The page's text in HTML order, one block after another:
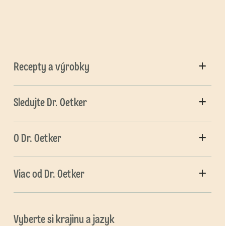
Recepty a výrobky
Sledujte Dr. Oetker
O Dr. Oetker
Viac od Dr. Oetker
Vyberte si krajinu a jazyk